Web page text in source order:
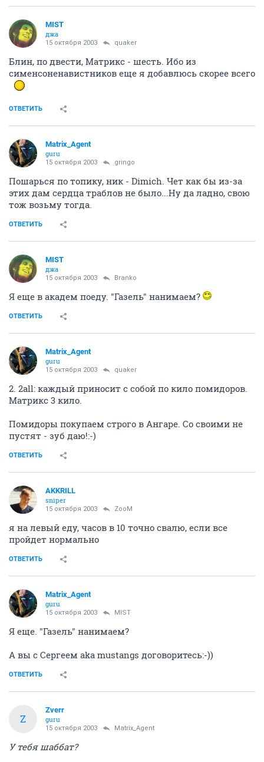
MIST
джа
15 октября 2003 quaker
Блин, по двести, Матрикс - шесть. Ибо из
сименсоненавистников еще я добавлюсь скорее всего
ОТВЕТИТЬ
Matrix_Agent
guru
15 октября 2003 gringo
Пошарься по топику, ник - Dimich. Чет как бы из-за
этих дам сердца траблов не было...Ну да ладно, свою
тож возьму тогда.
ОТВЕТИТЬ
MIST
джа
15 октября 2003 Branko
Я еще в академ поеду. "Газель" нанимаем?
ОТВЕТИТЬ
Matrix_Agent
guru
15 октября 2003 quaker
2. 2all: каждый приносит с собой по кило помидоров.
Матрикс 3 кило.
Помидоры покупаем строго в Ангаре. Со своими не
пустят - зуб даю!:-)
ОТВЕТИТЬ
AKKRILL
sniper
15 октября 2003 ZooM
я на левый еду, часов в 10 точно свалю, если все
пройдет нормально
ОТВЕТИТЬ
Matrix_Agent
guru
15 октября 2003 MIST
Я еще. "Газель" нанимаем?
А вы с Сергеем aka mustangs договоритесь:-))
ОТВЕТИТЬ
Z
Zverr
guru
15 октября 2003 Matrix_Agent
У тебя шаббат?